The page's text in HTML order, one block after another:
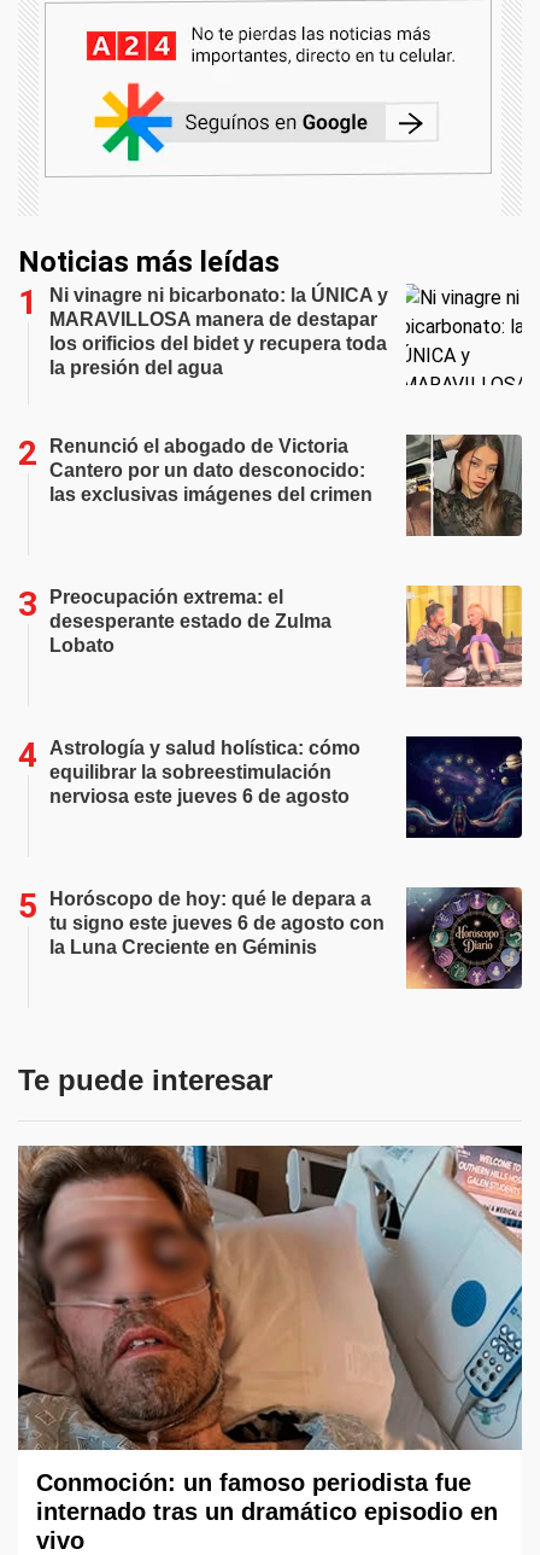
Noticias más leídas
Ni vinagre ni bicarbonato: la ÚNICA y
MARAVILLOSA manera de destapar
los orificios del bidet y recupera toda
la presión del agua
Renunció el abogado de Victoria
Cantero por un dato desconocido:
las exclusivas imágenes del crimen
Preocupación extrema: el
desesperante estado de Zulma
Lobato
Astrología y salud holística: cómo
equilibrar la sobreestimulación
nerviosa este jueves 6 de agosto
Horóscopo de hoy: qué le depara a
tu signo este jueves 6 de agosto con
la Luna Creciente en Géminis
Te puede interesar
Conmoción: un famoso periodista fue
internado tras un dramático episodio en
vivo